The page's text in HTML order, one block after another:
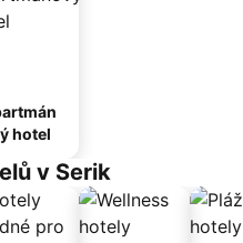
hotel
v Serik